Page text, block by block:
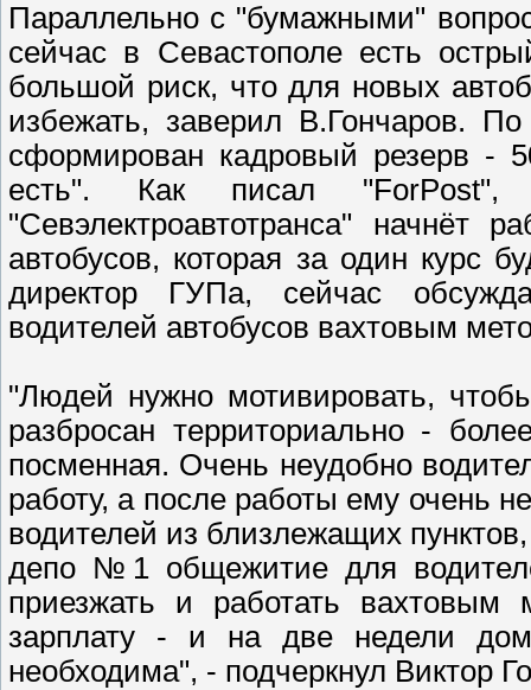
Параллельно с "бумажными"
сейчас в Севастополе есть
большой риск, что для новых
избежать, заверил В.Гончаров.
сформирован кадровый резерв -
есть". Как писал
"Севэлектроавтотранса" начнёт
автобусов, которая за один курс
директор ГУПа, сейчас
водителей автобусов вахтовым
"Людей нужно мотивировать,
разбросан территориально -
посменная. Очень неудобно
работу, а после работы ему очень
водителей из близлежащих
депо №1 общежитие для
приезжать и работать вахтовым
зарплату - и на две недели
необходима", - подчеркнул Виктор